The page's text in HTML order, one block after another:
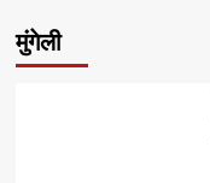
मुंगेली